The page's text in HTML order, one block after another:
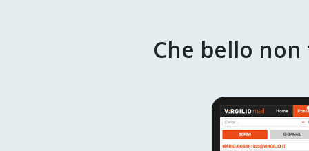
Che bello